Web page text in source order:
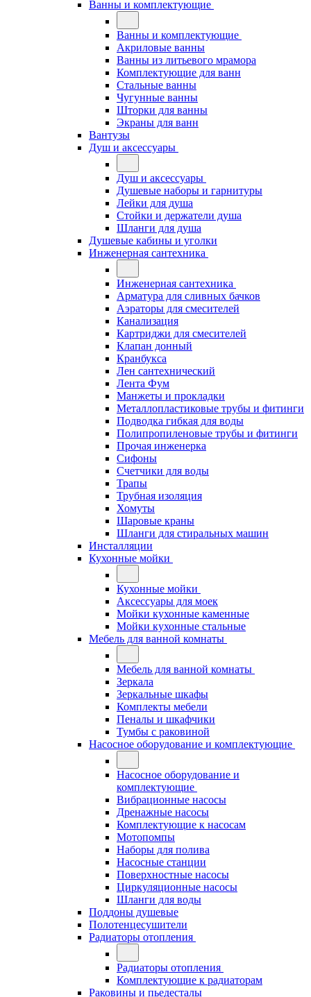
Ванны и комплектующие
Ванны и комплектующие
Акриловые ванны
Ванны из литьевого мрамора
Комплектующие для ванн
Стальные ванны
Чугунные ванны
Шторки для ванны
Экраны для ванн
Вантузы
Душ и аксессуары
Душ и аксессуары
Душевые наборы и гарнитуры
Лейки для душа
Стойки и держатели душа
Шланги для душа
Душевые кабины и уголки
Инженерная сантехника
Инженерная сантехника
Арматура для сливных бачков
Аэраторы для смесителей
Канализация
Картриджи для смесителей
Клапан донный
Кранбукса
Лен сантехнический
Лента Фум
Манжеты и прокладки
Металлопластиковые трубы и фитинги
Подводка гибкая для воды
Полипропиленовые трубы и фитинги
Прочая инженерка
Сифоны
Счетчики для воды
Трапы
Трубная изоляция
Хомуты
Шаровые краны
Шланги для стиральных машин
Инсталляции
Кухонные мойки
Кухонные мойки
Аксессуары для моек
Мойки кухонные каменные
Мойки кухонные стальные
Мебель для ванной комнаты
Мебель для ванной комнаты
Зеркала
Зеркальные шкафы
Комплекты мебели
Пеналы и шкафчики
Тумбы с раковиной
Насосное оборудование и комплектующие
Насосное оборудование и
комплектующие
Вибрационные насосы
Дренажные насосы
Комплектующие к насосам
Мотопомпы
Наборы для полива
Насосные станции
Поверхностные насосы
Циркуляционные насосы
Шланги для воды
Поддоны душевые
Полотенцесушители
Радиаторы отопления
Радиаторы отопления
Комплектующие к радиаторам
Раковины и пьедесталы